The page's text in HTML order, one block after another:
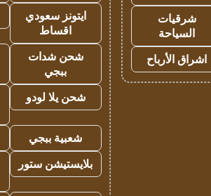
شرقيات
السياحة
اشراق الأرباح
ايتونز سعودي
اقساط
شحن شدات
ببجي
شحن يلا لودو
شعبية ببجي
بلايستيشن ستور